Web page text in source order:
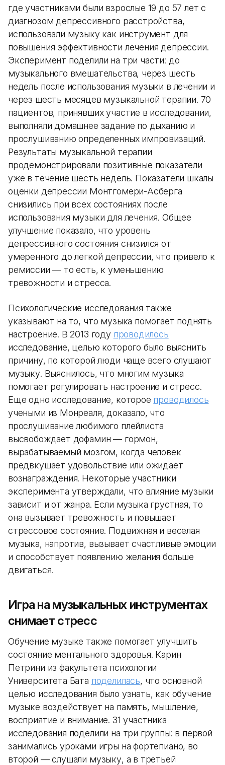
где участниками были взрослые 19 до 57 лет с
диагнозом депрессивного расстройства,
использовали музыку как инструмент для
повышения эффективности лечения депрессии.
Эксперимент поделили на три части: до
музыкального вмешательства, через шесть
недель после использования музыки в лечении и
через шесть месяцев музыкальной терапии. 70
пациентов, принявших участие в исследовании,
выполняли домашнее задание по дыханию и
прослушиванию определенных импровизаций.
Результаты музыкальной терапии
продемонстрировали позитивные показатели
уже в течение шесть недель. Показатели шкалы
оценки депрессии Монтгомери-Асберга
снизились при всех состояниях после
использования музыки для лечения. Общее
улучшение показало, что уровень
депрессивного состояния снизился от
умеренного до легкой депрессии, что привело к
ремиссии — то есть, к уменьшению
тревожности и стресса.
Психологические исследования также
указывают на то, что музыка помогает поднять
настроение. В 2013 году проводилось
исследование, целью которого было выяснить
причину, по которой люди чаще всего слушают
музыку. Выяснилось, что многим музыка
помогает регулировать настроение и стресс.
Еще одно исследование, которое проводилось
учеными из Монреаля, доказало, что
прослушивание любимого плейлиста
высвобождает дофамин — гормон,
вырабатываемый мозгом, когда человек
предвкушает удовольствие или ожидает
вознаграждения. Некоторые участники
эксперимента утверждали, что влияние музыки
зависит и от жанра. Если музыка грустная, то
она вызывает тревожность и повышает
стрессовое состояние. Подвижная и веселая
музыка, напротив, вызывает счастливые эмоции
и способствует появлению желания больше
двигаться.
Игра на музыкальных инструментах
снимает стресс
Обучение музыке также помогает улучшить
состояние ментального здоровья. Карин
Петрини из факультета психологии
Университета Бата поделилась, что основной
целью исследования было узнать, как обучение
музыке воздействует на память, мышление,
восприятие и внимание. 31 участника
исследования поделили на три группы: в первой
занимались уроками игры на фортепиано, во
второй — слушали музыку, а в третьей